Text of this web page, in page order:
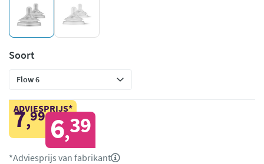
Soort
ADVIESPRIJS*
7,99 6,39
*Adviesprijs van fabrikant